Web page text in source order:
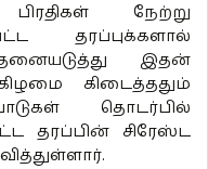
நேற்று
தரப்புக்களால்
இதன்
கிடைத்ததும்
தொடர்பில்
தரப்பின் சிரேஸ்ட